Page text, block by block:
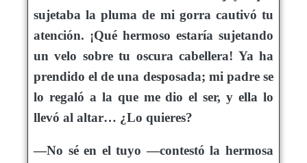
sujetaba la pluma de mi gorra cautivó tu
atención. ¡Qué hermoso estaría sujetando
un velo sobre tu oscura cabellera! Ya ha
prendido el de una desposada; mi padre se
lo regaló a la que me dio el ser, y ella lo
llevó al altar… ¿Lo quieres?
—No sé en el tuyo —contestó la hermosa